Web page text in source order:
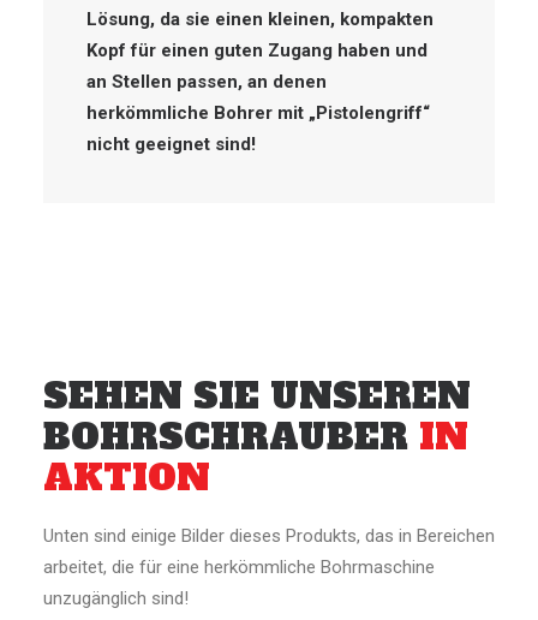
Lösung, da sie einen kleinen, kompakten
Kopf für einen guten Zugang haben und
an Stellen passen, an denen
herkömmliche Bohrer mit „Pistolengriff“
nicht geeignet sind!
SEHEN SIE UNSEREN
BOHRSCHRAUBER IN
AKTION
Unten sind einige Bilder dieses Produkts, das in Bereichen
arbeitet, die für eine herkömmliche Bohrmaschine
unzugänglich sind!